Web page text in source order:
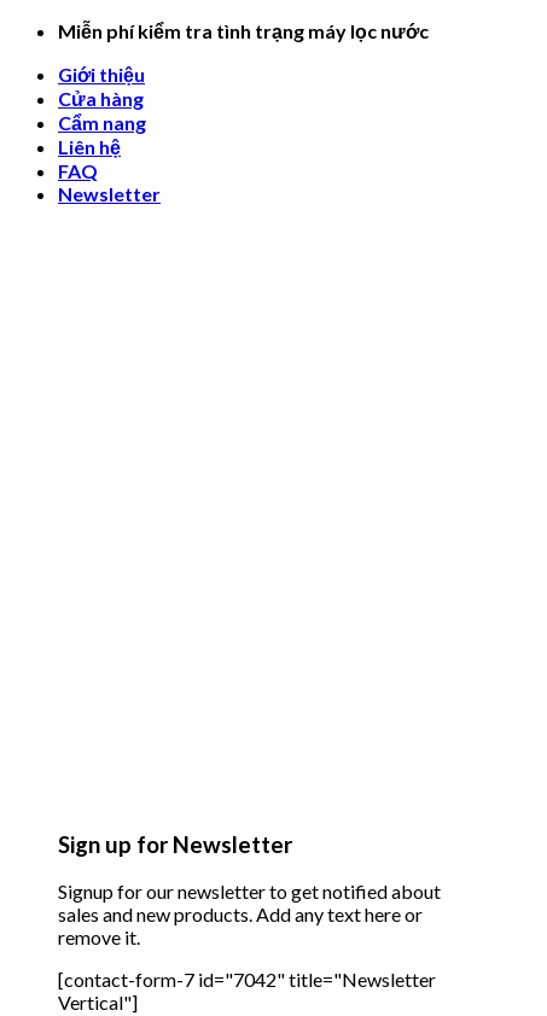
Skip
content
Miễn phí kiểm tra tình trạng máy lọc nước
Giới thiệu
Cửa hàng
Cẩm nang
Liên hệ
FAQ
Newsletter
Sign up for Newsletter
Signup for our newsletter to get notified about
sales and new products. Add any text here or
remove it.
[contact-form-7 id="7042" title="Newsletter
Vertical"]